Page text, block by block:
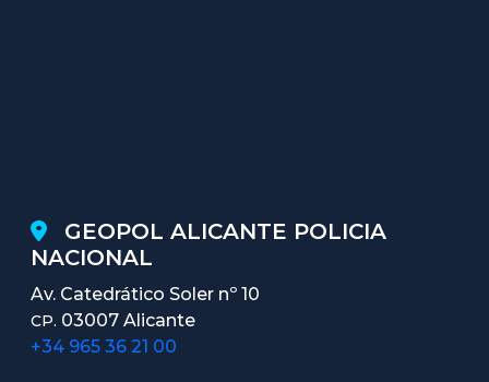
GEOPOL ALICANTE POLICIA
NACIONAL
Av. Catedrático Soler nº 10
CP. 03007 Alicante
+34 965 36 21 00